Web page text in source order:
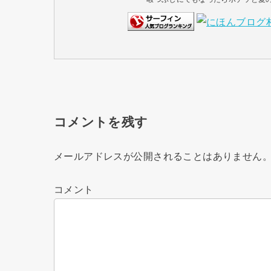
コメントを残す
メールアドレスが公開されることはありません
コメント